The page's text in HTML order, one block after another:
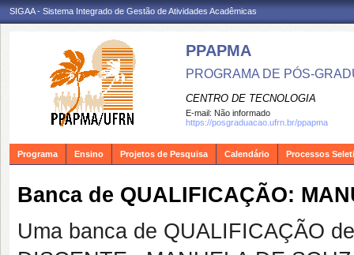
SIGAA - Sistema Integrado de Gestão de Atividades Acadêmicas
PPAPMA
PROGRAMA DE PÓS-
CENTRO DE TECNOLOGIA
E-mail: Não informado
https://posgraduacao.ufrn.br/ppapma
Programa Ensino Projetos de Pesquisa Calendário Processos
Banca de QUALIFICAÇÃO:
Uma banca de QUALIFICAÇÃO